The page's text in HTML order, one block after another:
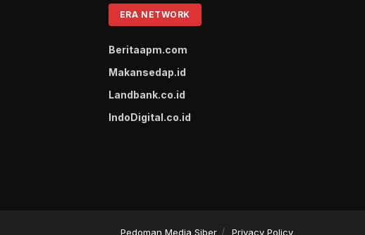
ERA NETWORK
Beritaapm.com
Makansedap.id
Landbank.co.id
IndoDigital.co.id
Pedoman Media Siber Privacy Policy